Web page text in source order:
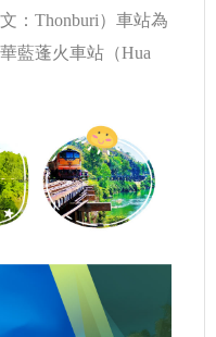
：Thonburi）車站為
藍蓬火車站（Hua